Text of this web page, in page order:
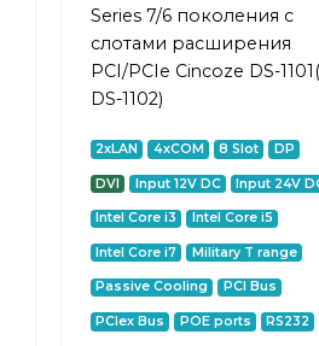
Series 7/6 поколения с
слотами расширения
PCI/PCIe Cincoze DS-1101(
DS-1102)
2xLAN 4xCOM 8 Slot DP
DVI Input 12V DC Input 24V
Intel Core i3 Intel Core i5
Intel Core i7 Military T range
Passive Cooling PCI Bus
PCIex Bus POE ports RS232